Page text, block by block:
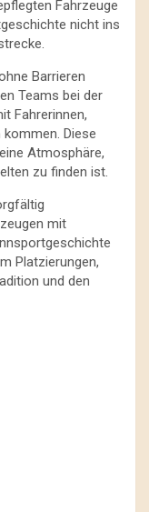
Fahrzeuge
nicht ins
Barrieren
Teams bei der
Fahrerinnen,
Diese
Atmosphäre,
zu finden ist.
mit
Platzierungen,
und den